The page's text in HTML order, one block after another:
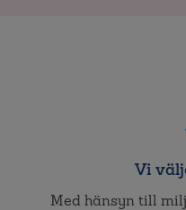
Vi
Med hänsyn till